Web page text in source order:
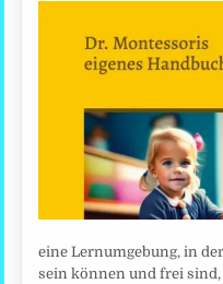
eine Lernumgebung, in
sein können und frei